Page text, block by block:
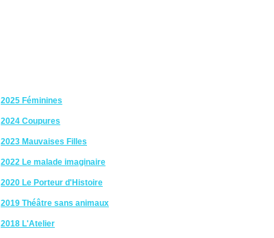
2025 Féminines
2024 Coupures
2023 Mauvaises Filles
2022 Le malade imaginaire
2020 Le Porteur d'Histoire
2019 Théâtre sans animaux
2018 L'Atelier